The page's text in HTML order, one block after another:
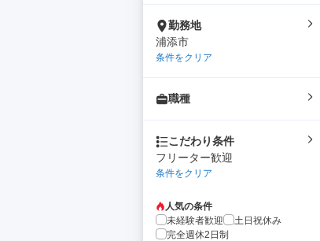
勤務地
浦添市
条件をクリア
職種
こだわり条件
フリーター歓迎
条件をクリア
人気の条件
未経験者歓迎
土日祝休み
完全週休2日制